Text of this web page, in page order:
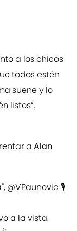
a los chicos
todos estén
suene y lo
listos”.
a Alan
@VPaunovic 🎙️
a la vista.